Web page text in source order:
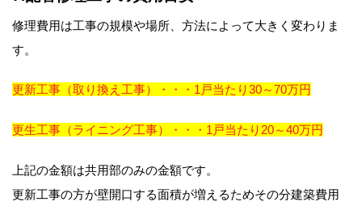
修理費用は工事の規模や場所、方法によって大きく変わりま
す。
更新工事（取り換え工事）・・・1戸当たり30～70万円
更生工事（ライニング工事）・・・1戸当たり20～40万円
上記の金額は共用部のみの金額です。
更新工事の方が壁開口する面積が増えるためその分建築費用